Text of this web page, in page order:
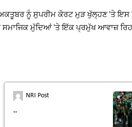
ਨੂੰ ਸੁਪਰੀਮ ਕੋਰਟ ਮੁੜ ਖੁੱਲ੍ਹਣ 'ਤੇ
ਮੁੱਦਿਆਂ 'ਤੇ ਇੱਕ ਪ੍ਰਮੁੱਖ ਆਵਾਜ਼
NRI Post
..